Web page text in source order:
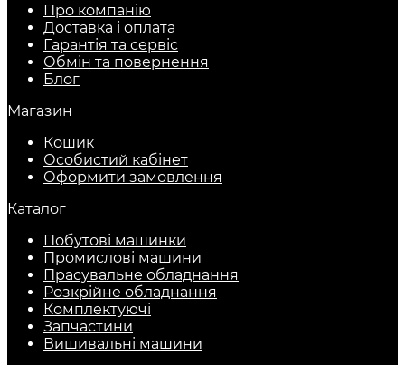
Про компанію
Доставка і оплата
Гарантія та сервіс
Обмін та повернення
Блог
Магазин
Кошик
Особистий кабінет
Оформити замовлення
Каталог
Побутові машинки
Промислові машини
Прасувальне обладнання
Розкрійне обладнання
Комплектуючі
Запчастини
Вишивальні машини